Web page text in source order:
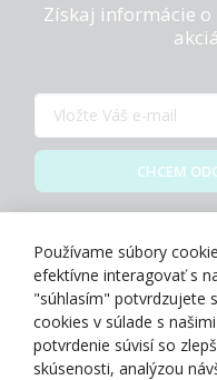
Získaj informácie o
CHCEM
O NÁS
Používame súbory
efektívne interagovať s
"súhlasím" potvrdzujete
cookies v súlade s
potvrdenie súvisí so
skúsenosti, analýzou